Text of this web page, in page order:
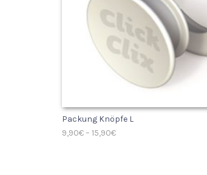
Packung Knöpfe L
9,90€– 15,90€